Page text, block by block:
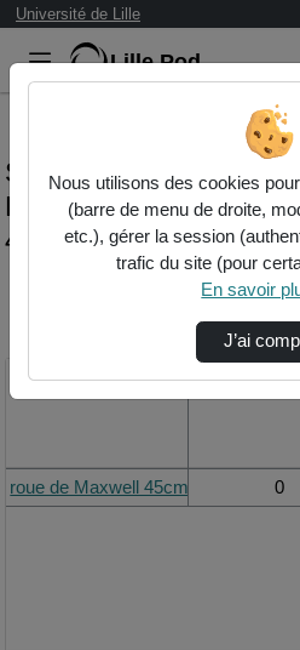
Université de Lille
Lille.Pod
Statistiques de
Roue de maxwell
Titre Vue de la
roue de Maxwell 0
Nous utilisons des cookies
(barre de menu de droite,
etc.), gérer la session
trafic du site (pour
En savoir
J’ai